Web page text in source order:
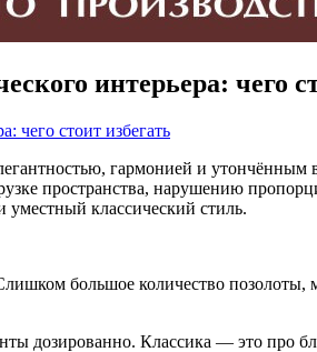
интерьера: чего
гармонией и
пространства, нарушению
уместный классический стиль.
большое количество
дозированно. Классика — это про